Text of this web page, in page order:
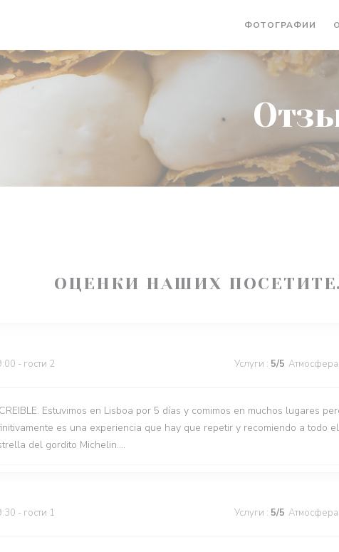
ФОТОГРАФИИ
ОЦЕНКИ НАШИХ
- гости 2 Услуги : 5/5 Атмосфера
Estuvimos en Lisboa por 5 días y comimos en muchos lugares
es una experiencia que hay que repetir y recomiendo a todo
del gordito Michelin....
- гости 1 Услуги : 5/5 Атмосфера